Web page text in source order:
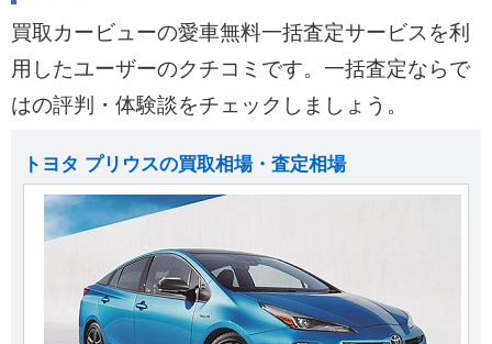
買取カービューの愛車無料一括査定サービスを利
用したユーザーのクチコミです。一括査定ならで
はの評判・体験談をチェックしましょう。
トヨタ プリウスの買取相場・査定相場